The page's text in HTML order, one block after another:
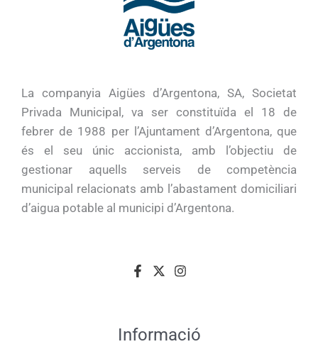
La companyia Aigües d’Argentona, SA, Societat
Privada Municipal, va ser constituïda el 18 de
febrer de 1988 per l’Ajuntament d’Argentona, que
és el seu únic accionista, amb l’objectiu de
gestionar aquells serveis de competència
municipal relacionats amb l’abastament domiciliari
d’aigua potable al municipi d’Argentona.
Informació